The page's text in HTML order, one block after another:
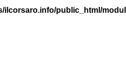
ilcorsaro.info/public_html/